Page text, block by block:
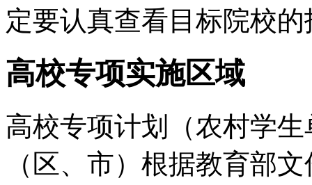
定要认真查看目标院校
高校专项实施区域
高校专项计划（农村学
（区、市）根据教育部